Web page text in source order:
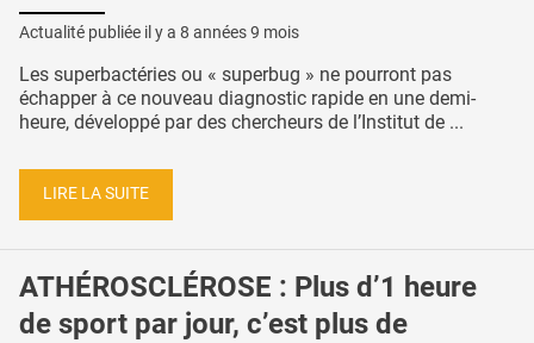
Actualité publiée il y a 8 années 9 mois
Les superbactéries ou « superbug » ne pourront pas
échapper à ce nouveau diagnostic rapide en une demi-
heure, développé par des chercheurs de l’Institut de ...
LIRE LA SUITE
ATHÉROSCLÉROSE : Plus d’1 heure
de sport par jour, c’est plus de